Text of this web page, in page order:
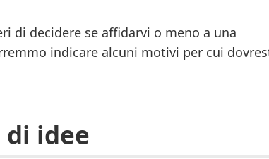
di decidere se affidarvi o meno a una
indicare alcuni motivi per cui
idee